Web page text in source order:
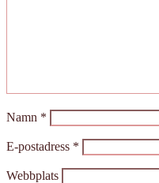
Namn *
E-postadress *
Webbplats